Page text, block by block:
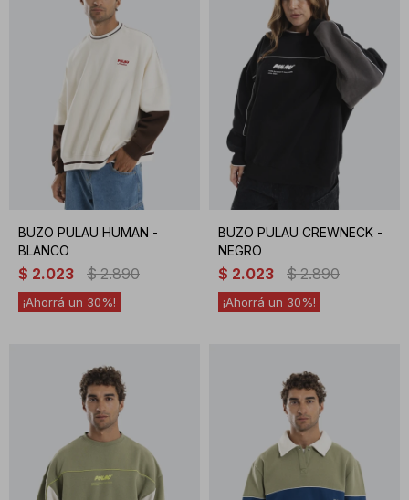
BUZO PULAU HUMAN -
BLANCO
$ 2.023 $ 2.890
30
BUZO PULAU CREWNECK -
NEGRO
$ 2.023 $ 2.890
30